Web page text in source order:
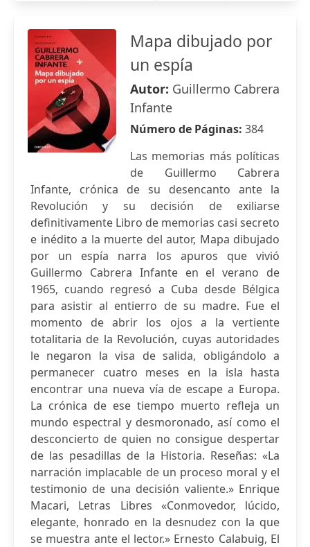
Mapa dibujado por
un espía
Autor: Guillermo Cabrera
Infante
Número de Páginas: 384
Las memorias más políticas
de Guillermo Cabrera
Infante, crónica de su desencanto ante la
Revolución y su decisión de exiliarse
definitivamente Libro de memorias casi secreto
e inédito a la muerte del autor, Mapa dibujado
por un espía narra los apuros que vivió
Guillermo Cabrera Infante en el verano de
1965, cuando regresó a Cuba desde Bélgica
para asistir al entierro de su madre. Fue el
momento de abrir los ojos a la vertiente
totalitaria de la Revolución, cuyas autoridades
le negaron la visa de salida, obligándolo a
permanecer cuatro meses en la isla hasta
encontrar una nueva vía de escape a Europa.
La crónica de ese tiempo muerto refleja un
mundo espectral y desmoronado, así como el
desconcierto de quien no consigue despertar
de las pesadillas de la Historia. Reseñas: «La
narración implacable de un proceso moral y el
testimonio de una decisión valiente.» Enrique
Macari, Letras Libres «Conmovedor, lúcido,
elegante, honrado en la desnudez con la que
se muestra ante el lector.» Ernesto Calabuig, El